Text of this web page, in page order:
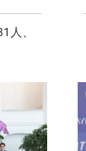
人、